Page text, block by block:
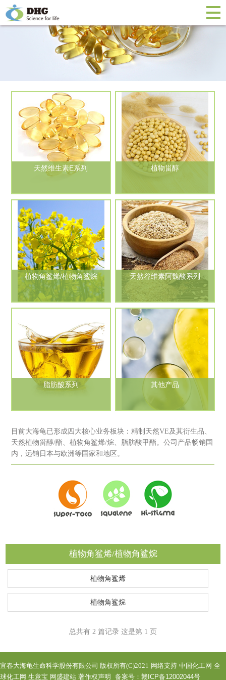
天然维生素E系列 植物甾醇
植物角鲨烯/植物角鲨烷 天然谷维素阿魏酸系列
脂肪酸系列 其他产品
目前大海龟已形成四大核心业务板块：精制天然VE及其衍生品、
天然植物甾醇/酯、植物角鲨烯/烷、脂肪酸甲酯。公司产品畅销国
内，远销日本与欧洲等国家和地区。
植物角鲨烯/植物角鲨烷
植物角鲨烯
植物角鲨烷
总共有 2 篇记录 这是第 1 页
宜春大海龟生命科学股份有限公司 版权所有(C)2021 网络支持 中国化工网 全
球化工网 生意宝 网盛建站 著作权声明 备案号：赣ICP备12002044号